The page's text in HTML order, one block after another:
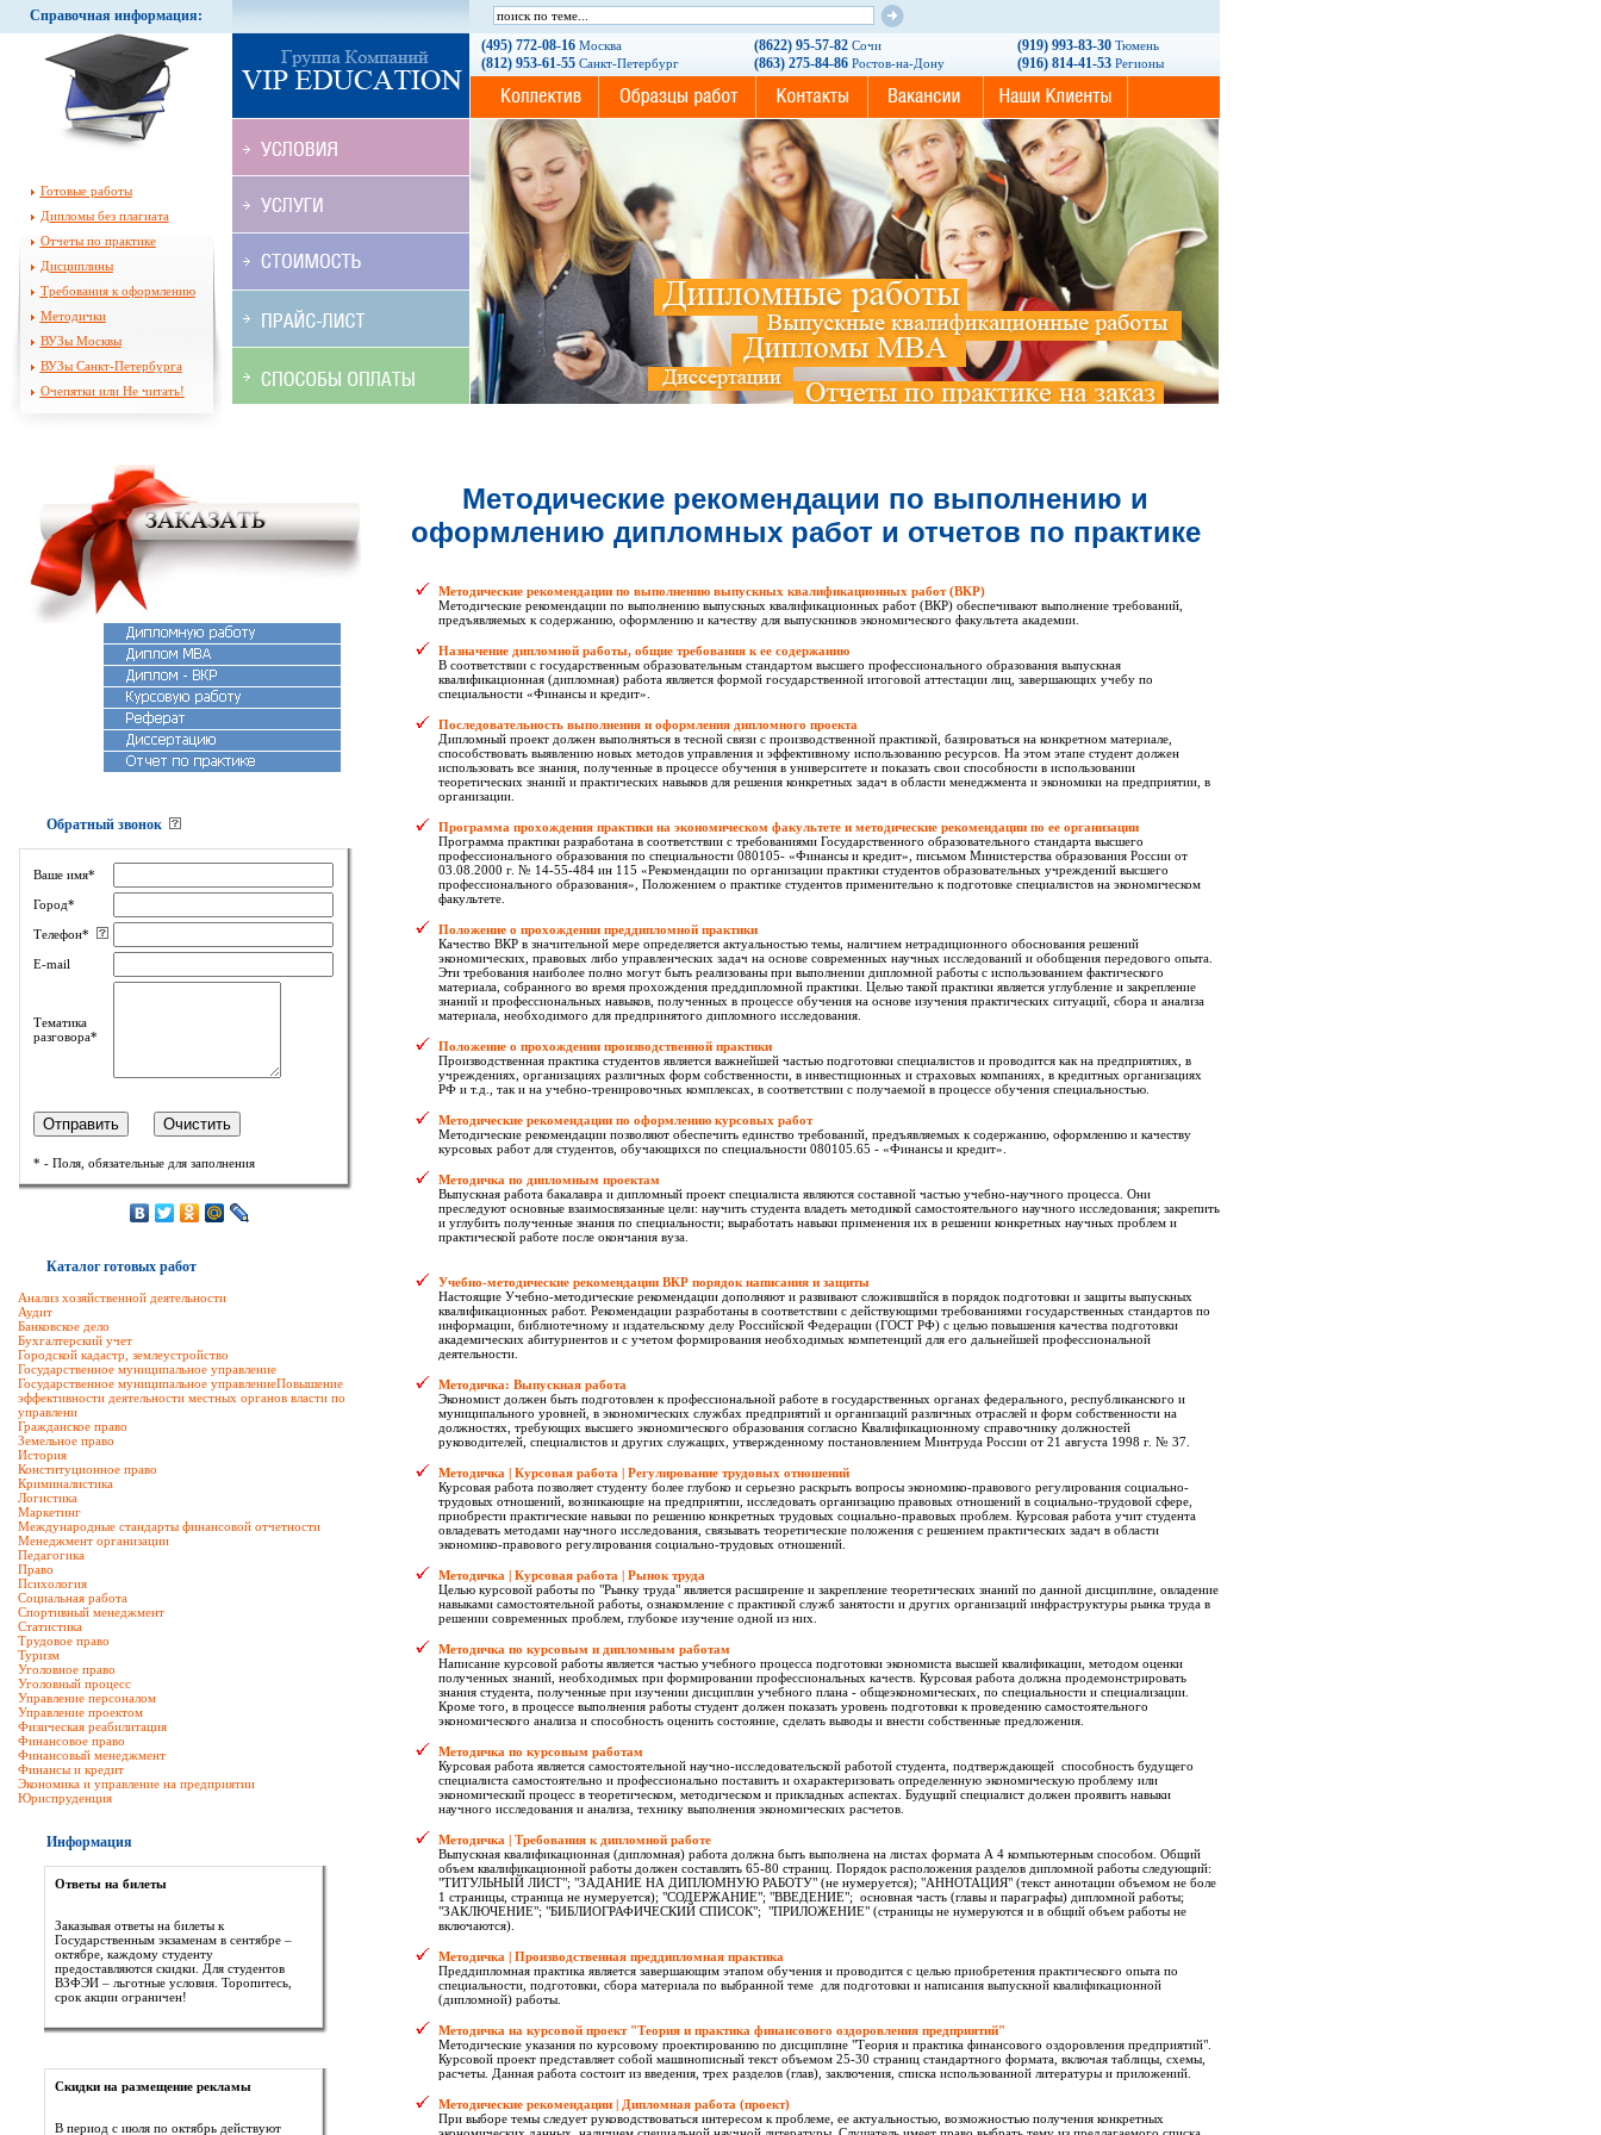
Справочная информация:
Готовые работы
Дипломы без плагиата
Отчеты по практике
Дисциплины
Требования к оформлению
Методички
ВУЗы Москвы
ВУЗы Санкт-Петербурга
Очепятки или Не читать!
(495) 772-08-16 Москва
(812) 953-61-55 Санкт-Петербург
(8622) 95-57-82 Сочи
(863) 275-84-86 Ростов-на-Дону
(919) 993-83-30 Тюмень
(916) 814-41-53 Регионы
Обратный звонок
Ваше имя*
Город*
Телефон*
E-mail
Тематика
разговора*
* - Поля, обязательные для заполнения
Каталог готовых работ
Анализ хозяйственной деятельности
Аудит
Банковское дело
Бухгалтерский учет
Городской кадастр, землеустройство
Государственное муниципальное управление
Государственное муниципальное управлениеПовышение
эффективности деятельности местных органов власти по
управлени
Гражданское право
Земельное право
История
Конституционное право
Криминалистика
Логистика
Маркетинг
Международные стандарты финансовой отчетности
Менеджмент организации
Педагогика
Право
Психология
Социальная работа
Спортивный менеджмент
Статистика
Трудовое право
Туризм
Уголовное право
Уголовный процесс
Управление персоналом
Управление проектом
Физическая реабилитация
Финансовое право
Финансовый менеджмент
Финансы и кредит
Экономика и управление на предприятии
Юриспруденция
Информация
Ответы на билеты
Заказывая ответы на билеты к
Государственным экзаменам в сентябре –
октябре, каждому студенту
предоставляются скидки. Для студентов
ВЗФЭИ – льготные условия. Торопитесь,
срок акции ограничен!
Скидки на размещение рекламы
В период с июля по октябрь действуют
Методические рекомендации по выполнению и
оформлению дипломных работ и отчетов по практике
Методические рекомендации по выполнению выпускных квалификационных работ (ВКР)
Методические рекомендации по выполнению выпускных квалификационных работ (ВКР) обеспечивают выполнение требований,
предъявляемых к содержанию, оформлению и качеству для выпускников экономического факультета академии.
Назначение дипломной работы, общие требования к ее содержанию
В соответствии с государственным образовательным стандартом высшего профессионального образования выпускная
квалификационная (дипломная) работа является формой государственной итоговой аттестации лиц, завершающих учебу по
специальности «Финансы и кредит».
Последовательность выполнения и оформления дипломного проекта
Дипломный проект должен выполняться в тесной связи с производственной практикой, базироваться на конкретном материале,
способствовать выявлению новых методов управления и эффективному использованию ресурсов. На этом этапе студент должен
использовать все знания, полученные в процессе обучения в университете и показать свои способности в использовании
теоретических знаний и практических навыков для решения конкретных задач в области менеджмента и экономики на предприятии, в
организации.
Программа прохождения практики на экономическом факультете и методические рекомендации по ее организации
Программа практики разработана в соответствии с требованиями Государственного образовательного стандарта высшего
профессионального образования по специальности 080105- «Финансы и кредит», письмом Министерства образования России от
03.08.2000 г. № 14-55-484 ин 115 «Рекомендации по организации практики студентов образовательных учреждений высшего
профессионального образования», Положением о практике студентов применительно к подготовке специалистов на экономическом
факультете.
Положение о прохождении преддипломной практики
Качество ВКР в значительной мере определяется актуальностью темы, наличием нетрадиционного обоснования решений
экономических, правовых либо управленческих задач на основе современных научных исследований и обобщения передового опыта.
Эти требования наиболее полно могут быть реализованы при выполнении дипломной работы с использованием фактического
материала, собранного во время прохождения преддипломной практики. Целью такой практики является углубление и закрепление
знаний и профессиональных навыков, полученных в процессе обучения на основе изучения практических ситуаций, сбора и анализа
материала, необходимого для предпринятого дипломного исследования.
Положение о прохождении производственной практики
Производственная практика студентов является важнейшей частью подготовки специалистов и проводится как на предприятиях, в
учреждениях, организациях различных форм собственности, в инвестиционных и страховых компаниях, в кредитных организациях
РФ и т.д., так и на учебно-тренировочных комплексах, в соответствии с получаемой в процессе обучения специальностью.
Методические рекомендации по оформлению курсовых работ
Методические рекомендации позволяют обеспечить единство требований, предъявляемых к содержанию, оформлению и качеству
курсовых работ для студентов, обучающихся по специальности 080105.65 - «Финансы и кредит».
Методичка по дипломным проектам
Выпускная работа бакалавра и дипломный проект специалиста являются составной частью учебно-научного процесса. Они
преследуют основные взаимосвязанные цели: научить студента владеть методикой самостоятельного научного исследования; закрепить
и углубить полученные знания по специальности; выработать навыки применения их в решении конкретных научных проблем и
практической работе после окончания вуза.
Учебно-методические рекомендации ВКР порядок написания и защиты
Настоящие Учебно-методические рекомендации дополняют и развивают сложившийся в порядок подготовки и защиты выпускных
квалификационных работ. Рекомендации разработаны в соответствии с действующими требованиями государственных стандартов по
информации, библиотечному и издательскому делу Российской Федерации (ГОСТ РФ) с целью повышения качества подготовки
академических абитуриентов и с учетом формирования необходимых компетенций для его дальнейшей профессиональной
деятельности.
Методичка: Выпускная работа
Экономист должен быть подготовлен к профессиональной работе в государственных органах федерального, республиканского и
муниципального уровней, в экономических службах предприятий и организаций различных отраслей и форм собственности на
должностях, требующих высшего экономического образования согласно Квалификационному справочнику должностей
руководителей, специалистов и других служащих, утвержденному постановлением Минтруда России от 21 августа 1998 г. № 37.
Методичка | Курсовая работа | Регулирование трудовых отношений
Курсовая работа позволяет студенту более глубоко и серьезно раскрыть вопросы экономико-правового регулирования социально-
трудовых отношений, возникающие на предприятии, исследовать организацию правовых отношений в социально-трудовой сфере,
приобрести практические навыки по решению конкретных трудовых социально-правовых проблем. Курсовая работа учит студента
овладевать методами научного исследования, связывать теоретические положения с решением практических задач в области
экономико-правового регулирования социально-трудовых отношений.
Методичка | Курсовая работа | Рынок труда
Целью курсовой работы по "Рынку труда" является расширение и закрепление теоретических знаний по данной дисциплине, овладение
навыками самостоятельной работы, ознакомление с практикой служб занятости и других организаций инфраструктуры рынка труда в
решении современных проблем, глубокое изучение одной из них.
Методичка по курсовым и дипломным работам
Написание курсовой работы является частью учебного процесса подготовки экономиста высшей квалификации, методом оценки
полученных знаний, необходимых при формировании профессиональных качеств. Курсовая работа должна продемонстрировать
знания студента, полученные при изучении дисциплин учебного плана - общеэкономических, по специальности и специализации.
Кроме того, в процессе выполнения работы студент должен показать уровень подготовки к проведению самостоятельного
экономического анализа и способность оценить состояние, сделать выводы и внести собственные предложения.
Методичка по курсовым работам
Курсовая работа является самостоятельной научно-исследовательской работой студента, подтверждающей способность будущего
специалиста самостоятельно и профессионально поставить и охарактеризовать определенную экономическую проблему или
экономический процесс в теоретическом, методическом и прикладных аспектах. Будущий специалист должен проявить навыки
научного исследования и анализа, технику выполнения экономических расчетов.
Методичка | Требования к дипломной работе
Выпускная квалификационная (дипломная) работа должна быть выполнена на листах формата А 4 компьютерным способом. Общий
объем квалификационной работы должен составлять 65-80 страниц. Порядок расположения разделов дипломной работы следующий:
"ТИТУЛЬНЫЙ ЛИСТ"; "ЗАДАНИЕ НА ДИПЛОМНУЮ РАБОТУ" (не нумеруется); "АННОТАЦИЯ" (текст аннотации объемом не боле
1 страницы, страница не нумеруется); "СОДЕРЖАНИЕ"; "ВВЕДЕНИЕ"; основная часть (главы и параграфы) дипломной работы;
"ЗАКЛЮЧЕНИЕ"; "БИБЛИОГРАФИЧЕСКИЙ СПИСОК"; "ПРИЛОЖЕНИЕ" (страницы не нумеруются и в общий объем работы не
включаются).
Методичка | Производственная преддипломная практика
Преддипломная практика является завершающим этапом обучения и проводится с целью приобретения практического опыта по
специальности, подготовки, сбора материала по выбранной теме для подготовки и написания выпускной квалификационной
(дипломной) работы.
Методичка на курсовой проект "Теория и практика финансового оздоровления предприятий"
Методические указания по курсовому проектированию по дисциплине "Теория и практика финансового оздоровления предприятий".
Курсовой проект представляет собой машинописный текст объемом 25-30 страниц стандартного формата, включая таблицы, схемы,
расчеты. Данная работа состоит из введения, трех разделов (глав), заключения, списка использованной литературы и приложений.
Методические рекомендации | Дипломная работа (проект)
При выборе темы следует руководствоваться интересом к проблеме, ее актуальностью, возможностью получения конкретных